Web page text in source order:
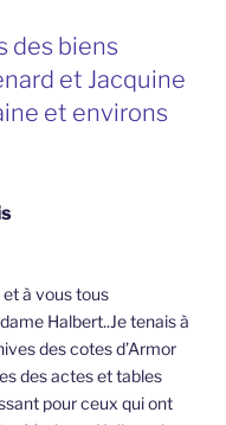
des biens
et Jacquine
et environs
à vous tous
Halbert..Je tenais à
des cotes d’Armor
des actes et tables
pour ceux qui ont